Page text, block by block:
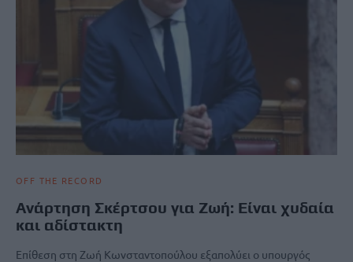
OFF THE RECORD
Ανάρτηση Σκέρτσου για Ζωή: Είναι χυδαία
και αδίστακτη
Επίθεση στη Ζωή Κωνσταντοπούλου εξαπολύει ο υπουργός